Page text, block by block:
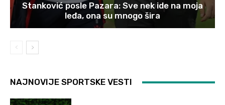
Stanković posle Pazara: Sve nek ide na moja
leđa, ona su mnogo šira
NAJNOVIJE SPORTSKE VESTI